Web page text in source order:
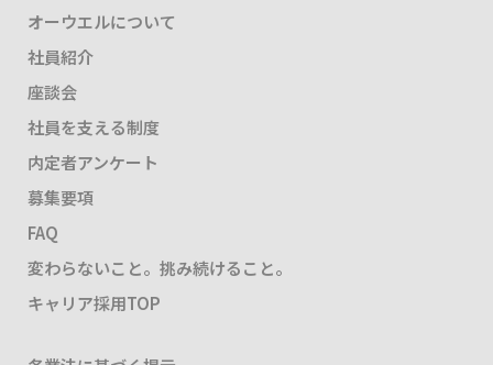
オーウエルについて
社員紹介
座談会
社員を支える制度
内定者アンケート
募集要項
FAQ
変わらないこと。挑み続けること。
キャリア採用TOP